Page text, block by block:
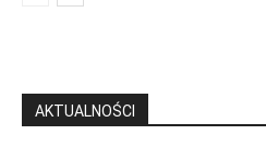
AKTUALNOŚCI